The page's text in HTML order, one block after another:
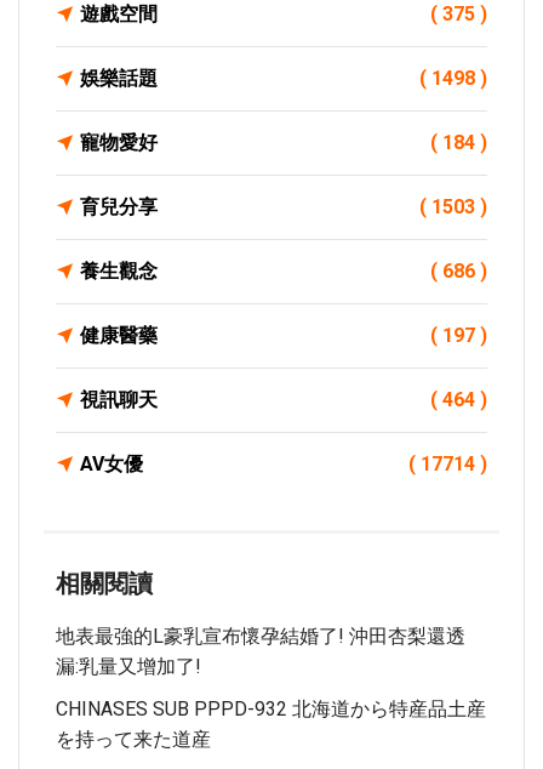
遊戲空間 ( 375 )
娛樂話題 ( 1498 )
寵物愛好 ( 184 )
育兒分享 ( 1503 )
養生觀念 ( 686 )
健康醫藥 ( 197 )
視訊聊天 ( 464 )
AV女優 ( 17714 )
相關閱讀
地表最強的L豪乳宣布懷孕結婚了! 沖田杏梨還透
漏:乳量又增加了!
CHINASES SUB PPPD-932 北海道から特産品土産
を持って来た道産